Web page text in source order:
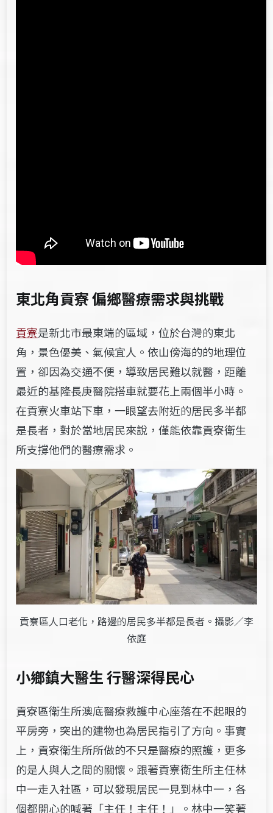
東北角貢寮 偏鄉醫療需求與挑戰
貢寮是新北市最東端的區域，位於台灣的東北
角，景色優美、氣候宜人。依山傍海的的地理位
置，卻因為交通不便，導致居民難以就醫，距離
最近的基隆長庚醫院搭車就要花上兩個半小時。
在貢寮火車站下車，一眼望去附近的居民多半都
是長者，對於當地居民來說，僅能依靠貢寮衛生
所支撐他們的醫療需求。
貢寮區人口老化，路邊的居民多半都是長者。攝影／李
依庭
小鄉鎮大醫生 行醫深得民心
貢寮區衛生所澳底醫療救護中心座落在不起眼的
平房旁，突出的建物也為居民指引了方向。事實
上，貢寮衛生所所做的不只是醫療的照護，更多
的是人與人之間的關懷。跟著貢寮衛生所主任林
中一走入社區，可以發現居民一見到林中一，各
個都開心的喊著「主任！主任！」。林中一笑著